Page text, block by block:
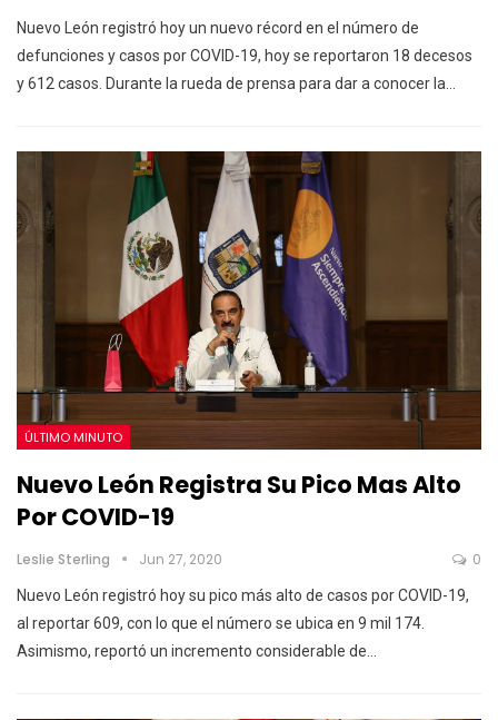
Nuevo León registró hoy un nuevo récord en el número de
defunciones y casos por COVID-19, hoy se reportaron 18 decesos
y 612 casos. Durante la rueda de prensa para dar a conocer la…
ÚLTIMO MINUTO
Nuevo León Registra Su Pico Mas Alto
Por COVID-19
Leslie Sterling Jun 27, 2020 0
Nuevo León registró hoy su pico más alto de casos por COVID-19,
al reportar 609, con lo que el número se ubica en 9 mil 174.
Asimismo, reportó un incremento considerable de…